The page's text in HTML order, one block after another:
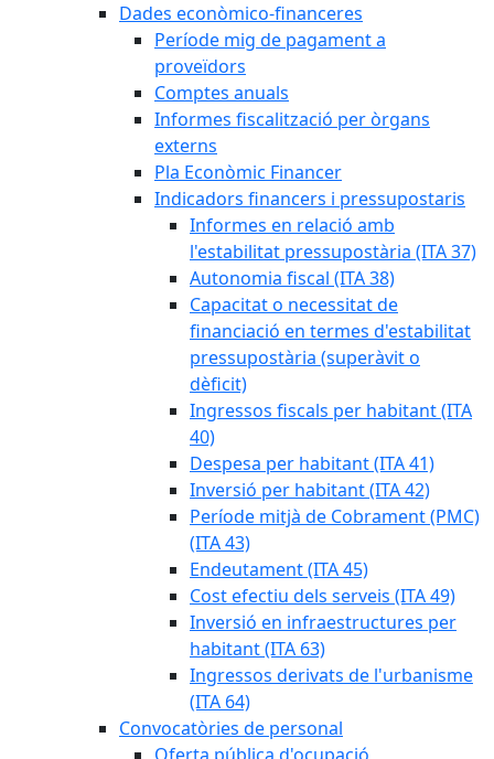
Dades econòmico-financeres
Període mig de pagament a
proveïdors
Comptes anuals
Informes fiscalització per òrgans
externs
Pla Econòmic Financer
Indicadors financers i pressupostaris
Informes en relació amb
l'estabilitat pressupostària (ITA 37)
Autonomia fiscal (ITA 38)
Capacitat o necessitat de
financiació en termes d'estabilitat
pressupostària (superàvit o
dèficit)
Ingressos fiscals per habitant (ITA
40)
Despesa per habitant (ITA 41)
Inversió per habitant (ITA 42)
Període mitjà de Cobrament (PMC)
(ITA 43)
Endeutament (ITA 45)
Cost efectiu dels serveis (ITA 49)
Inversió en infraestructures per
habitant (ITA 63)
Ingressos derivats de l'urbanisme
(ITA 64)
Convocatòries de personal